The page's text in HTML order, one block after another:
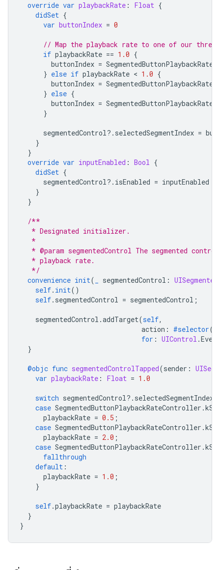
override var playbackRate : Float {
didSet {
var buttonIndex = 0
// Map the playback rate to one of our three
if playbackRate == 1.0 {
buttonIndex =
} else if playbackRate < 1.0 {
buttonIndex =
} else {
buttonIndex =
}
segmentedControl?. selectedSegmentIndex =
}
}
override var inputEnabled : Bool {
didSet {
segmentedControl?. isEnabled = inputEnabled
}
}
/**
   * Designated initializer.
   *
* @param segmentedControl The segmented
   * playback rate.
   */
convenience init( segmentedControl :
self. init()
self. segmentedControl = segmentedControl ;
segmentedControl .addTarget(self,
action : #selector(
for : UIControl .Event
}
@objc func segmentedControlTapped(sender :
var playbackRate : Float = 1.0
switch segmentedControl?. selectedSegmentIndex
case SegmentedButtonPlaybackRateController .
playbackRate = 0.5 ;
case SegmentedButtonPlaybackRateController .
playbackRate = 2.0 ;
case SegmentedButtonPlaybackRateController .
fallthrough
default :
playbackRate = 1.0 ;
}
self.playbackRate = playbackRate
}
}